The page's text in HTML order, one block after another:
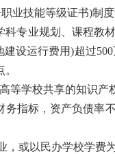
业技能等级证书)制
科专业规划、课程教
设运行费用)超过
等学校共享的知识
务指标，资产负债率
，或以民办学校学